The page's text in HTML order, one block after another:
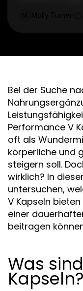
Bei der Suche
Performance V
oft als
körperliche und
steigern soll.
wirklich? In
untersuchen,
V Kapseln
einer
beitragen
Was
Kapseln?